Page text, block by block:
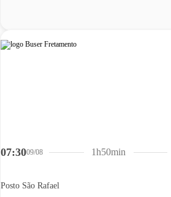
07:3009/08
Posto São Rafael
1h50min